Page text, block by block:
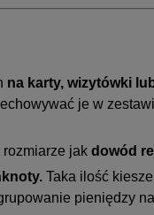
na karty, wizytówki
je w
jak dowód
Taka ilość
pieniędzy